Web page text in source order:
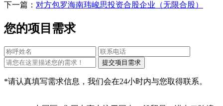
下一篇： 对方包罗海南玮峻思投资合股企业（无限合股）
您的项目需求
*请认真填写需求信息，我们会在24小时内与您取得联系。